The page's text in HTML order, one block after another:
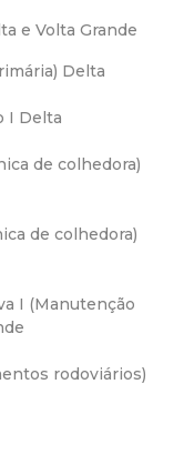
e Volta Grande
Delta
I Delta
de colhedora)
de colhedora)
I (Manutenção
rodoviários)